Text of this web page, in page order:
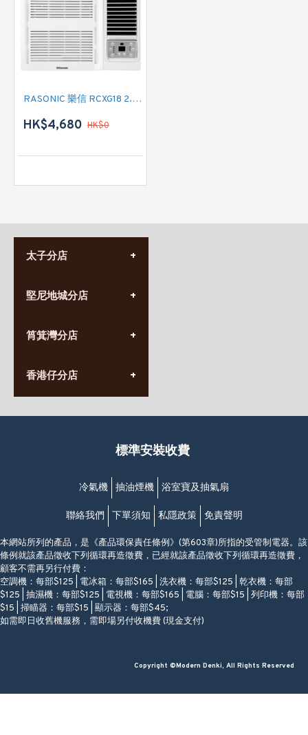
RASONIC 樂信 RCXG18 2.0匹,定頻淨冷窗口式冷氣機
HK$4,680 HK$0
太子分店
營業時間:
九龍太子太子道西141號
堅尼地城分店
營業時間:
香港堅尼地城卑路乍街
(堅尼地城地鐵站B出口)
筲箕灣分店
營業時間:
(10:00am-20:30pm)
香港仔分店
營業時間:
香港香港仔成都道20-28號
(黃竹坑地鐵站轉4M專線小巴)
標準安裝收費
冷氣機 抽油煙機 浴室寶及抽氣扇
聯絡我們 下單須知 私隱政策 免責聲明
本網站所列的產品，是《產品環保責任條例》(第603章)所指的受管制電器。該
條例就該產品徵收下列循環再造徵費，已經就該產品徵收下列循環再造徵費，
顧客不需再另行付費：
空調機：每部$125 | 電冰箱：每部$165 | 洗衣機：每部$125 | 乾衣機：每部
$125 | 抽濕機：每部$125 | 電視機：每部$165 | 電腦：每部$15 | 列印機：每部
$15 | 掃瞄器：每部$15 | 顯示器：每部$45;
如需即日收舊機服務，需即場另付收機費 (現金支付)
Copyright ©Modern Denki, All Rights Reserved